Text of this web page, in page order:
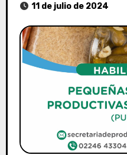
11 de julio de 2024